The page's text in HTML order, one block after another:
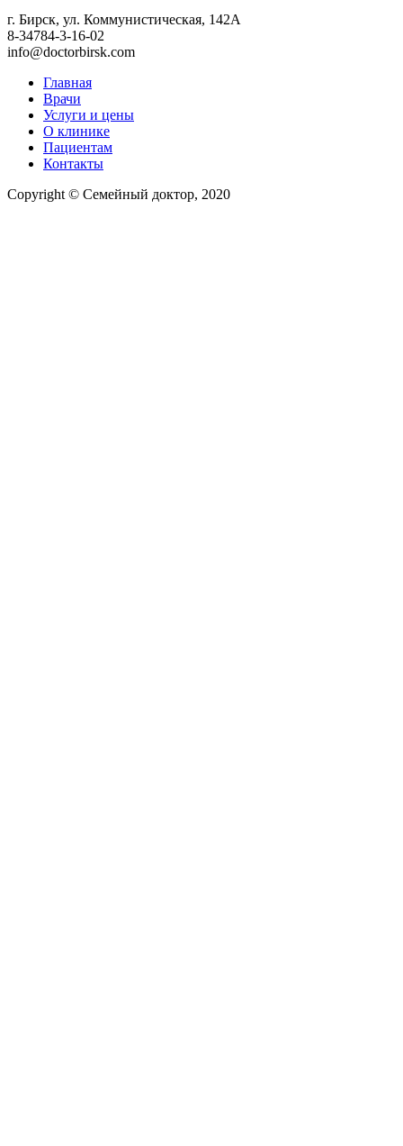
г. Бирск, ул. Коммунистическая, 142А
8-34784-3-16-02
info@doctorbirsk.com
Главная
Врачи
Услуги и цены
О клинике
Пациентам
Контакты
Copyright © Семейный доктор, 2020